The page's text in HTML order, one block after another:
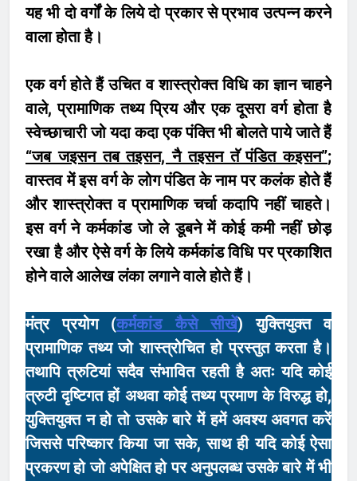
यह भी दो वर्गों के लिये दो प्रकार से प्रभाव उत्पन्न करने
वाला होता है।
एक वर्ग होते हैं उचित व शास्त्रोक्त विधि का ज्ञान चाहने
वाले, प्रामाणिक तथ्य प्रिय और एक दूसरा वर्ग होता है
स्वेच्छाचारी जो यदा कदा एक पंक्ति भी बोलते पाये जाते हैं
“जब जइसन तब तइसन, नै तइसन तॅ पंडित कइसन”;
वास्तव में इस वर्ग के लोग पंडित के नाम पर कलंक होते हैं
और शास्त्रोक्त व प्रामाणिक चर्चा कदापि नहीं चाहते।
इस वर्ग ने कर्मकांड जो ले डूबने में कोई कमी नहीं छोड़
रखा है और ऐसे वर्ग के लिये कर्मकांड विधि पर प्रकाशित
होने वाले आलेख लंका लगाने वाले होते हैं।
मंत्र प्रयोग (कर्मकांड कैसे सीखें) युक्तियुक्त व
प्रामाणिक तथ्य जो शास्त्रोचित हो प्रस्तुत करता है।
तथापि त्रुटियां सदैव संभावित रहती है अतः यदि कोई
त्रुटी दृष्टिगत हों अथवा कोई तथ्य प्रमाण के विरुद्ध हो,
युक्तियुक्त न हो तो उसके बारे में हमें अवश्य अवगत करें
जिससे परिष्कार किया जा सके, साथ ही यदि कोई ऐसा
प्रकरण हो जो अपेक्षित हो पर अनुपलब्ध उसके बारे में भी